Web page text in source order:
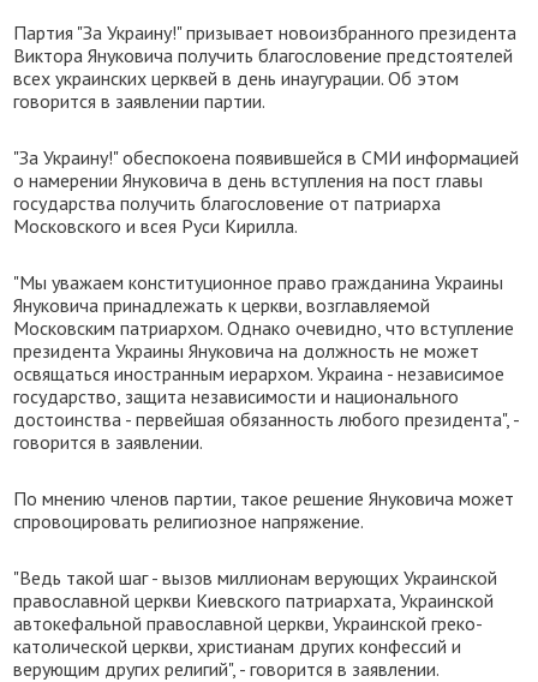
Партия "За Украину!" призывает новоизбранного президента
Виктора Януковича получить благословение предстоятелей
всех украинских церквей в день инаугурации. Об этом
говорится в заявлении партии.
"За Украину!" обеспокоена появившейся в СМИ информацией
о намерении Януковича в день вступления на пост главы
государства получить благословение от патриарха
Московского и всея Руси Кирилла.
"Мы уважаем конституционное право гражданина Украины
Януковича принадлежать к церкви, возглавляемой
Московским патриархом. Однако очевидно, что вступление
президента Украины Януковича на должность не может
освящаться иностранным иерархом. Украина - независимое
государство, защита независимости и национального
достоинства - первейшая обязанность любого президента", -
говорится в заявлении.
По мнению членов партии, такое решение Януковича может
спровоцировать религиозное напряжение.
"Ведь такой шаг - вызов миллионам верующих Украинской
православной церкви Киевского патриархата, Украинской
автокефальной православной церкви, Украинской греко-
католической церкви, христианам других конфессий и
верующим других религий", - говорится в заявлении.